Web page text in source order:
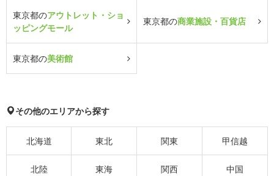
東京都のアウトレット・ショ
ッピングモール
東京都の商業施設・百貨店
東京都の美術館
その他のエリアから探す
北海道 東北 関東 甲信越
北陸 東海 関西 中国